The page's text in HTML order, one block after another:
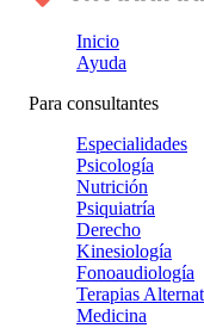
Inicio
Ayuda
Para consultantes
Especialidades
Psicología
Nutrición
Psiquiatría
Derecho
Kinesiología
Fonoaudiología
Terapias
Medicina